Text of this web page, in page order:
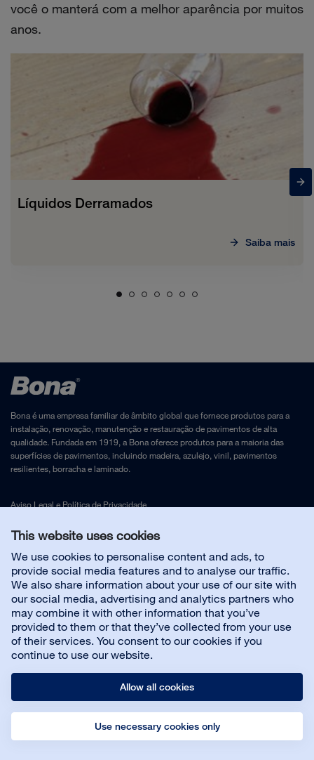
This website uses cookies
We use cookies to personalise content and ads, to
provide social media features and to analyse our traffic.
We also share information about your use of our site with
our social media, advertising and analytics partners who
may combine it with other information that you’ve
provided to them or that they’ve collected from your use
of their services. You consent to our cookies if you
continue to use our website.
Allow all cookies
Use necessary cookies only
você o manterá com a melhor aparência por muitos
anos.
Líquidos Derramados
Saiba mais
Bona é uma empresa familiar de âmbito global que fornece produtos para a
instalação, renovação, manutenção e restauração de pavimentos de alta
qualidade. Fundada em 1919, a Bona oferece produtos para a maioria das
superfícies de pavimentos, incluindo madeira, azulejo, vinil, pavimentos
resilientes, borracha e laminado.
Aviso Legal e Política de Privacidade
Contacte-nos
Serviço ao cliente
Sobre nós